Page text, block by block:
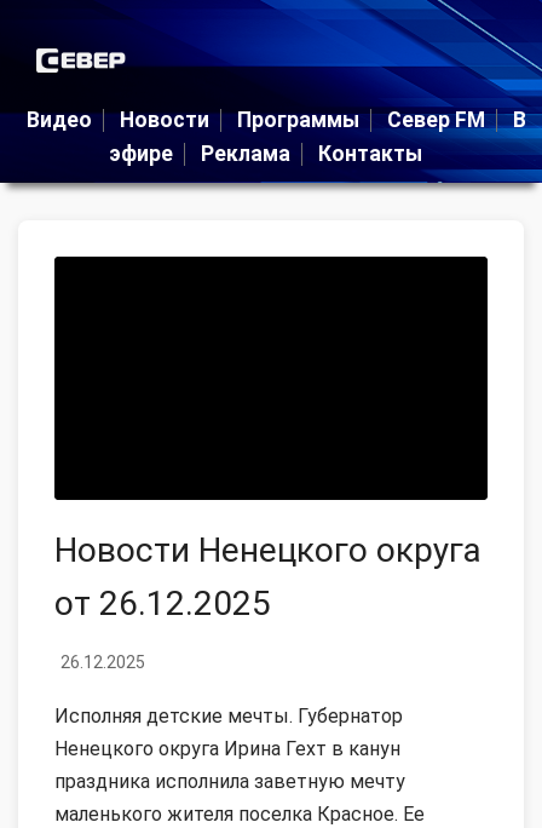
Видео Новости Программы Север FM
В
эфире
Реклама Контакты
Новости Ненецкого округа
от 26.12.2025
26.12.2025
Исполняя детские мечты. Губернатор
Ненецкого округа Ирина Гехт в канун
праздника исполнила заветную мечту
маленького жителя поселка Красное. Ее